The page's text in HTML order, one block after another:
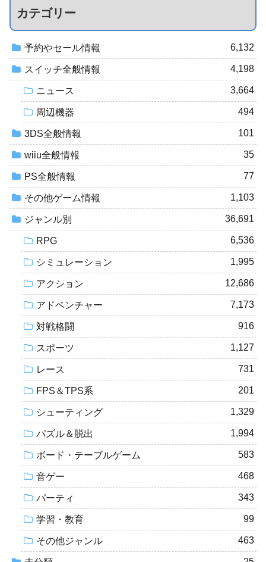
カテゴリー
予約やセール情報 6,132
スイッチ全般情報 4,198
ニュース 3,664
周辺機器 494
3DS全般情報 101
wiiu全般情報 35
PS全般情報 77
その他ゲーム情報 1,103
ジャンル別 36,691
RPG 6,536
シミュレーション 1,995
アクション 12,686
アドベンチャー 7,173
対戦格闘 916
スポーツ 1,127
レース 731
FPS＆TPS系 201
シューティング 1,329
パズル＆脱出 1,994
ボード・テーブルゲーム 583
音ゲー 468
パーティ 343
学習・教育 99
その他ジャンル 463